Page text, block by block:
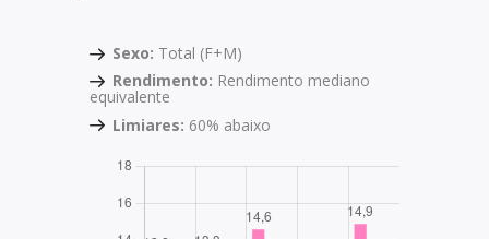
Sexo: Total (F+M)
Rendimento: Rendimento mediano
equivalente
Limiares: 60% abaixo